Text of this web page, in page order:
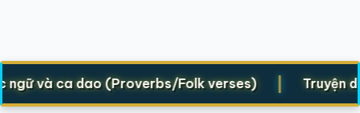
và ca dao (Proverbs/Folk verses) | Truyện dân